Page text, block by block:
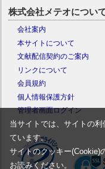
株式会社メテオについ
会社案内
本サイトについて
文献配信契約のご案内
リンクについて
会員規約
個人情報保護方針
管理者画面ログイン
当サイトでは、サイトの
ています。
サイトのクッキー(Cookie)
お読みください。